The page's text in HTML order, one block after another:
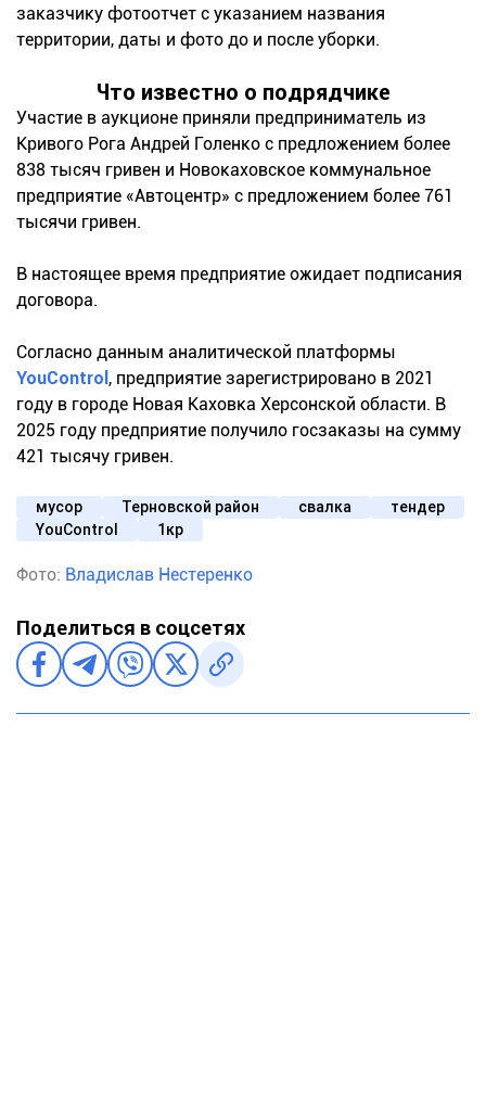
заказчику фотоотчет с указанием названия
территории, даты и фото до и после уборки.
Что известно о подрядчике
Участие в аукционе приняли предприниматель из
Кривого Рога Андрей Голенко с предложением более
838 тысяч гривен и Новокаховское коммунальное
предприятие «Автоцентр» с предложением более 761
тысячи гривен.
В настоящее время предприятие ожидает подписания
договора.
Согласно данным аналитической платформы
YouControl , предприятие зарегистрировано в 2021
году в городе Новая Каховка Херсонской области. В
2025 году предприятие получило госзаказы на сумму
421 тысячу гривен.
мусор Терновской район свалка
тендер
YouControl
1кр
Фото: Владислав Нестеренко
Поделиться в соцсетях